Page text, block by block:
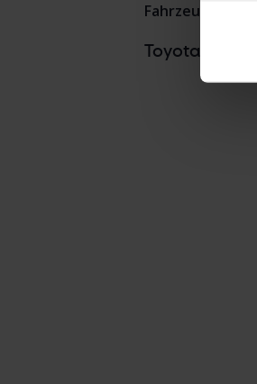
Fahrzeuge
ToyotaModelle